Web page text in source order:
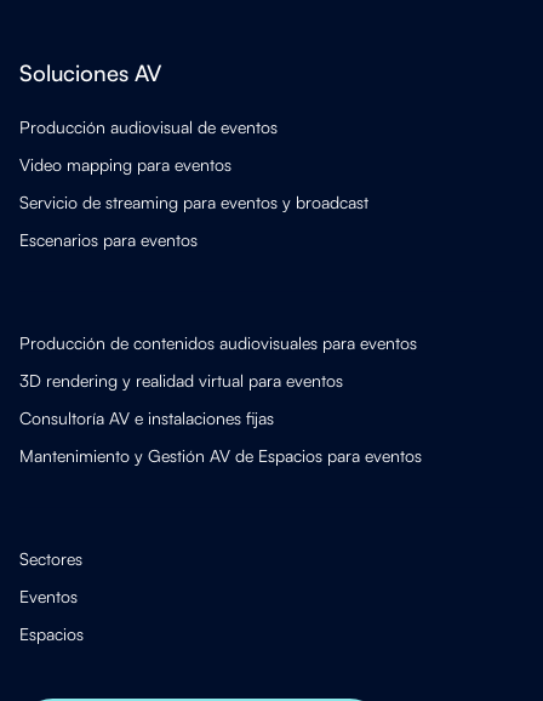
Soluciones AV
Producción audiovisual de eventos
Video mapping para eventos
Servicio de streaming para eventos y broadcast
Escenarios para eventos
Producción de contenidos audiovisuales para eventos
3D rendering y realidad virtual para eventos
Consultoría AV e instalaciones fijas
Mantenimiento y Gestión AV de Espacios para eventos
Sectores
Eventos
Espacios